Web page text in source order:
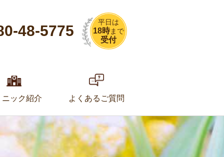
48-5775
平日は
18時まで
受付
ニック紹介 よくあるご質問